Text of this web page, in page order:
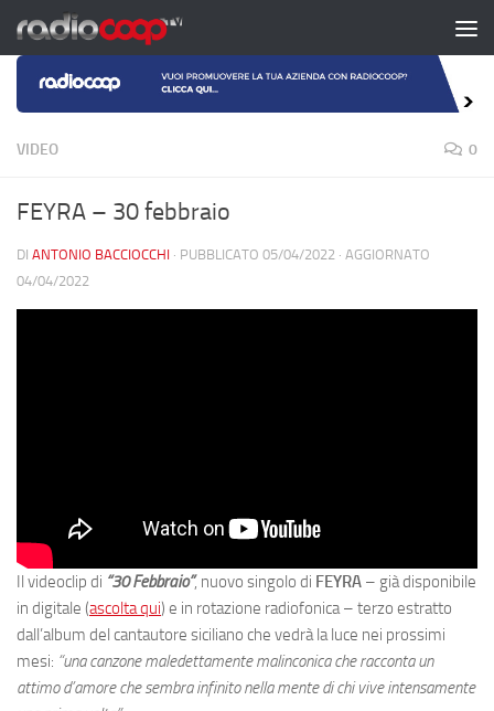
Salta al contenuto
VIDEO 0
FEYRA – 30 febbraio
DI ANTONIO BACCIOCCHI · PUBBLICATO 05/04/2022 · AGGIORNATO
04/04/2022
Il videoclip di “30 Febbraio”, nuovo singolo di FEYRA – già disponibile
in digitale (ascolta qui) e in rotazione radiofonica – terzo estratto
dall’album del cantautore siciliano che vedrà la luce nei prossimi
mesi: “una canzone maledettamente malinconica cheracconta un
attimo d’amore che sembra infinito nella mente di chi vive intensamente